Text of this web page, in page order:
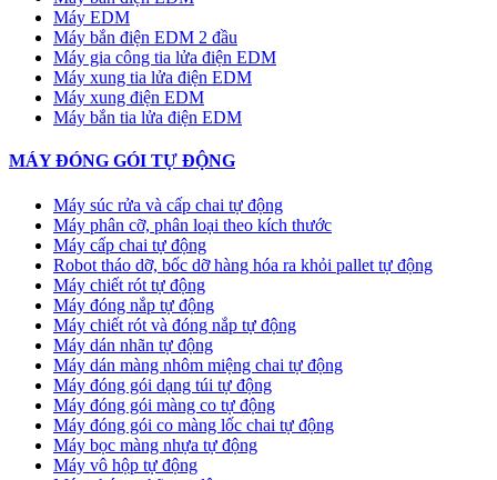
Máy EDM
Máy bắn điện EDM 2 đầu
Máy gia công tia lửa điện EDM
Máy xung tia lửa điện EDM
Máy xung điện EDM
Máy bắn tia lửa điện EDM
MÁY ĐÓNG GÓI TỰ ĐỘNG
Máy súc rửa và cấp chai tự động
Máy phân cỡ, phân loại theo kích thước
Máy cấp chai tự động
Robot tháo dỡ, bốc dỡ hàng hóa ra khỏi pallet tự động
Máy chiết rót tự động
Máy đóng nắp tự động
Máy chiết rót và đóng nắp tự động
Máy dán nhãn tự động
Máy dán màng nhôm miệng chai tự động
Máy đóng gói dạng túi tự động
Máy đóng gói màng co tự động
Máy đóng gói co màng lốc chai tự động
Máy bọc màng nhựa tự động
Máy vô hộp tự động